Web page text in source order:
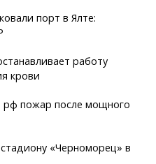
порт в Ялте:
работу
крови
рф пожар после мощного
«Черноморец» в